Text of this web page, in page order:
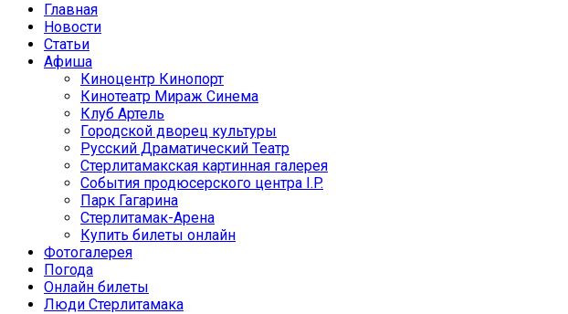
Главная
Новости
Статьи
Афиша
Киноцентр Кинопорт
Кинотеатр Мираж Синема
Клуб Артель
Городской дворец культуры
Русский Драматический Театр
Стерлитамакская картинная галерея
События продюсерского центра I.P.
Парк Гагарина
Стерлитамак-Арена
Купить билеты онлайн
Фотогалерея
Погода
Онлайн билеты
Люди Стерлитамака